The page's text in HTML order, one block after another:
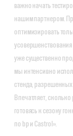
важно начать
нашим партнером.
оптимизировать
уже существенно
мы интенсивно
стенда,
Впечатляет,
готовясь к сезону
по bp и Castrol».